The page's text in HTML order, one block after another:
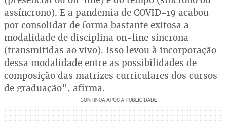
assíncrono). E a pandemia de COVID-19 acabou
por consolidar de forma bastante exitosa a
modalidade de disciplina on-line síncrona
(transmitidas ao vivo). Isso levou à incorporação
dessa modalidade entre as possibilidades de
composição das matrizes curriculares dos cursos
de graduação”, afirma.